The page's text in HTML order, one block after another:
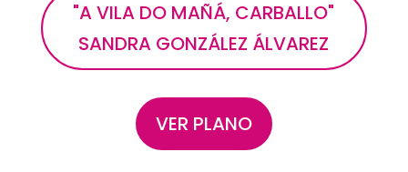
"A VILA DO MAÑÁ, CARBALLO"
SANDRA GONZÁLEZ ÁLVAREZ
VER PLANO